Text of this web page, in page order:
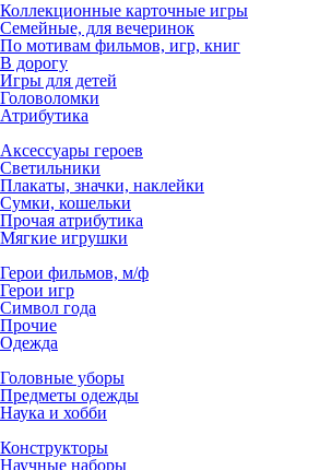
Коллекционные карточные игры
Семейные, для вечеринок
По мотивам фильмов, игр, книг
В дорогу
Игры для детей
Головоломки
Атрибутика
Аксессуары героев
Светильники
Плакаты, значки, наклейки
Сумки, кошельки
Прочая атрибутика
Мягкие игрушки
Герои фильмов, м/ф
Герои игр
Символ года
Прочие
Одежда
Головные уборы
Предметы одежды
Наука и хобби
Конструкторы
Научные наборы